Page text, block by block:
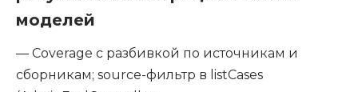
моделей
— Coverage с разбивкой по источникам и
сборникам; source-фильтр в listCases